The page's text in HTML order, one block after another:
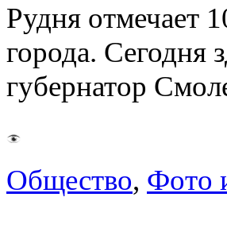
Рудня отмечает
города. Сегодня
губернатор
Общество, Фото